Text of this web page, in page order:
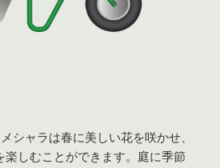
シャラは春に美しい花を咲かせ、
楽しむことができます。庭に季節